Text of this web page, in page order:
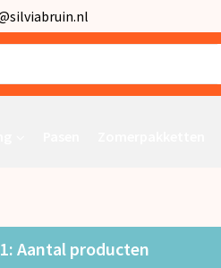
Aantal producten